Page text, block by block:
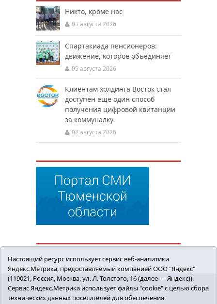
Никто, кроме нас
03 августа 2026
Спартакиада пенсионеров:
движение, которое объединяет
05 августа 2026
Клиентам холдинга Восток стал
доступен еще один способ
получения цифровой квитанции
за коммуналку
02 августа 2026
ПОЛИТИКА ОБЩЕСТВО
ЗДОРОВЬЕ
Настоящий ресурс использует сервис веб-аналитики
Яндекс.Метрика, предоставляемый компанией ООО "Яндекс"
(119021, Россия, Москва, ул. Л. Толстого, 16 (далее — Яндекс)).
Сервис Яндекс.Метрика использует файлы "cookie" с целью сбора
технических данных посетителей для обеспечения